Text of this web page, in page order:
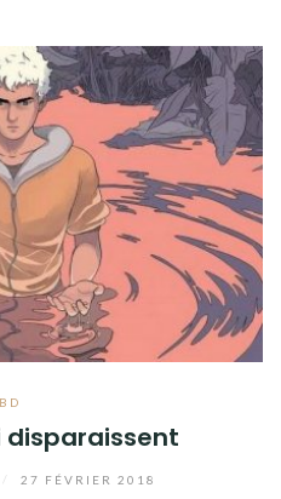
BD
disparaissent
27 FÉVRIER 2018